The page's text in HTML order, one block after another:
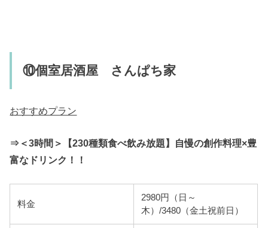
⑩個室居酒屋 さんぱち家
おすすめプラン
⇒＜3時間＞【230種類食べ飲み放題】自慢の創作料理×豊
富なドリンク！！
料金
2980円（日～
木）/3480（金土祝前日）